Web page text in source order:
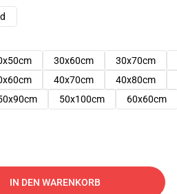
30x60cm 30x70cm
40x70cm 40x80cm
50x100cm 60x60cm
IN DEN WARENKORB